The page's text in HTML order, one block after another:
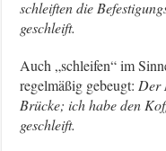
schleiften die
geschleift.
Auch „schleifen“ im
regelmäßig gebeugt:Der
Brücke; ich habe den
geschleift.